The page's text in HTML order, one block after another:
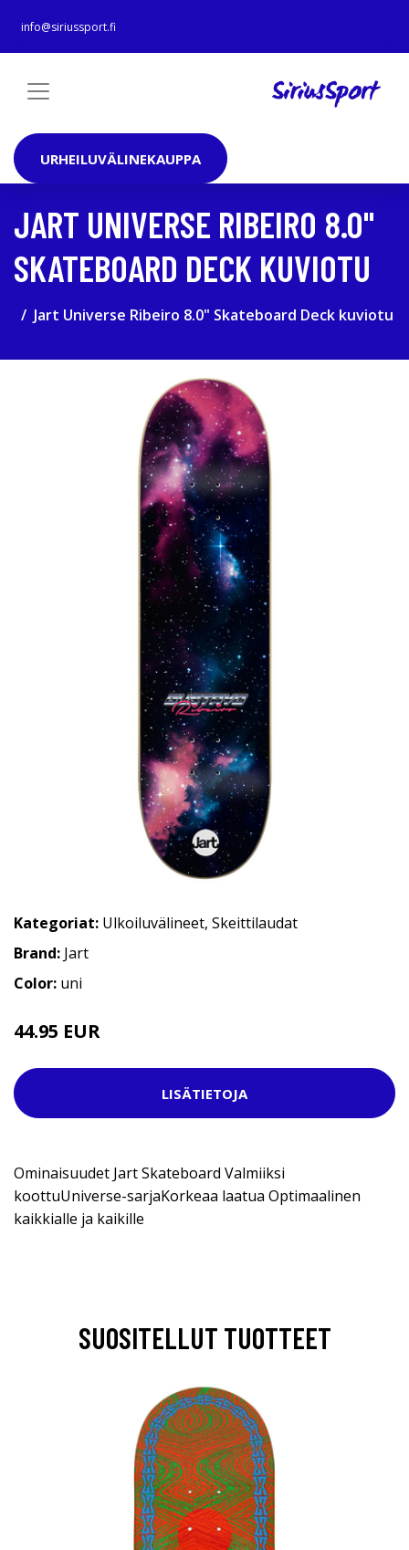
info@siriussport.fi
URHEILUVÄLINEKAUPPA
JART UNIVERSE RIBEIRO 8.0"
SKATEBOARD DECK KUVIOTU
Jart Universe Ribeiro 8.0" Skateboard Deck kuviotu
Kategoriat: Ulkoiluvälineet, Skeittilaudat
Brand: Jart
Color: uni
44.95 EUR
LISÄTIETOJA
Ominaisuudet Jart Skateboard Valmiiksi
koottuUniverse-sarjaKorkeaa laatua Optimaalinen
kaikkialle ja kaikille
SUOSITELLUT TUOTTEET